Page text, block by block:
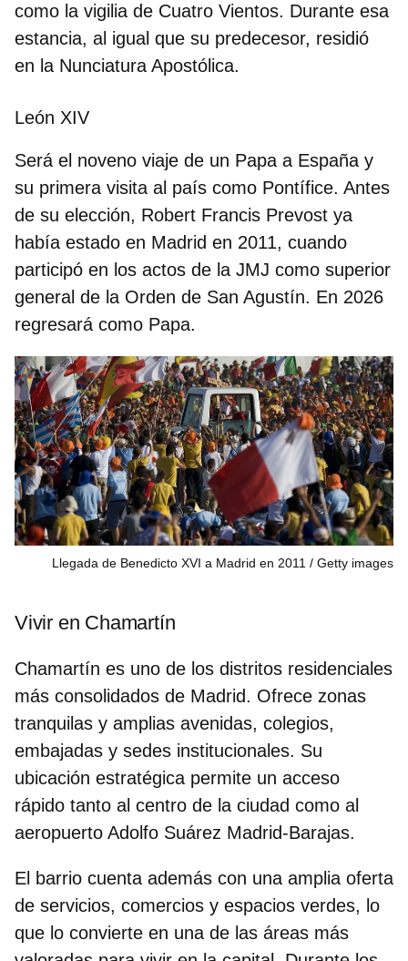
como la vigilia de Cuatro Vientos. Durante esa
estancia, al igual que su predecesor, residió
en la Nunciatura Apostólica.
León XIV
Será el noveno viaje de un Papa a España y
su primera visita al país como Pontífice. Antes
de su elección, Robert Francis Prevost ya
había estado en Madrid en 2011, cuando
participó en los actos de la JMJ como superior
general de la Orden de San Agustín. En 2026
regresará como Papa.
Llegada de Benedicto XVI a Madrid en 2011 Getty images
Vivir en Chamartín
Chamartín es uno de los distritos residenciales
más consolidados de Madrid. Ofrece zonas
tranquilas y amplias avenidas, colegios,
embajadas y sedes institucionales. Su
ubicación estratégica permite un acceso
rápido tanto al centro de la ciudad como al
aeropuerto Adolfo Suárez Madrid-Barajas.
El barrio cuenta además con una amplia oferta
de servicios, comercios y espacios verdes, lo
que lo convierte en una de las áreas más